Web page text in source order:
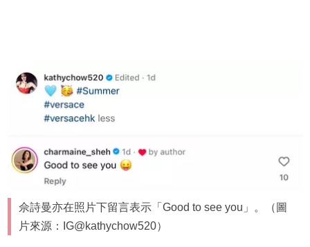
佘詩曼亦在照片下留言表示「Good to see you」。（圖
片來源：IG@kathychow520）